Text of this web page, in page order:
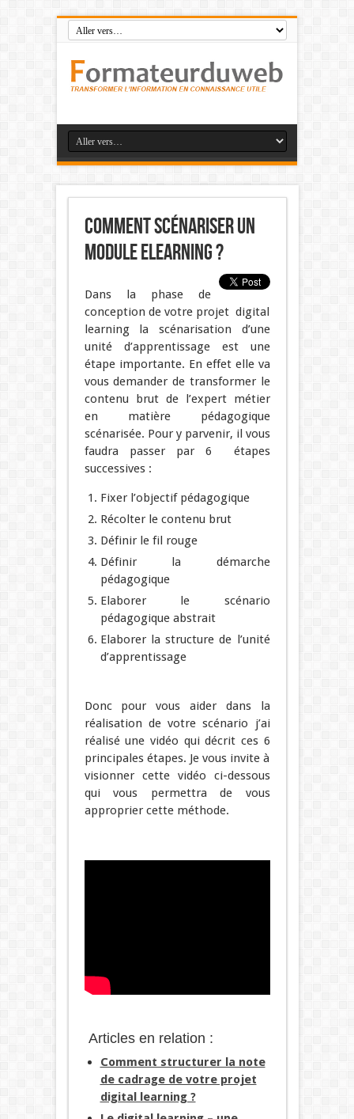
Comment scénariser un
module Elearning ?
Dans la phase de
conception de votre projet digital
learning la scénarisation d’une
unité d’apprentissage est une
étape importante. En effet elle va
vous demander de transformer le
contenu brut de l’expert métier
en matière pédagogique
scénarisée. Pour y parvenir, il vous
faudra passer par 6 étapes
successives :
Fixer l’objectif pédagogique
Récolter le contenu brut
Définir le fil rouge
Définir la démarche
pédagogique
Elaborer le scénario
pédagogique abstrait
Elaborer la structure de l’unité
d’apprentissage
Donc pour vous aider dans la
réalisation de votre scénario j’ai
réalisé une vidéo qui décrit ces 6
principales étapes. Je vous invite à
visionner cette vidéo ci-dessous
qui vous permettra de vous
approprier cette méthode.
Articles en relation :
Comment structurer la note
de cadrage de votre projet
digital learning ?